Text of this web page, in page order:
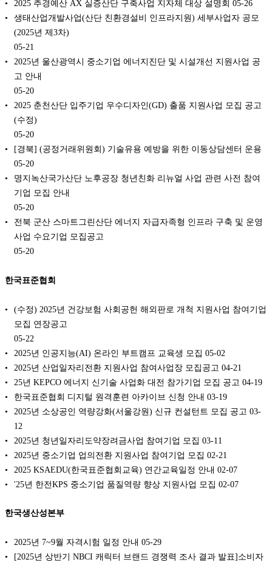
2025 추경예산 AX 실증산단 구축사업 지자체 대상 설명회 05-26
생태산업개발사업(산단 친환경설비 인프라지원) 세부사업자 공모
(2025년 제3차)
05-21
2025년 울산광역시 중소기업 에너지진단 및 시설개선 지원사업 공
고 안내
05-20
2025 춘천산단 입주기업 우수디자인(GD) 출품 지원사업 모집 공고
(수정)
05-20
[경북] (공정거래위원회) 기술유용 예방을 위한 이동상담센터 운용
05-20
명지녹산국가산단 노후공장 청년친화 리뉴얼 사업 관련 사전 참여
기업 모집 안내
05-20
전북 군산 스마트그린산단 에너지 자급자족형 인프라 구축 및 운영
사업 수요기업 모집공고
05-20
한국표준협회
(수정) 2025년 건강보험 사회공헌 해외판로 개척 지원사업 참여기업
모집 연장공고
05-22
2025년 인공지능(AI) 온라인 부트캠프 교육생 모집 05-02
2025년 산업일자리전환 지원사업 참여사업장 모집공고 04-21
25년 KEPCO 에너지 신기술 사업화 대전 참가기업 모집 공고 04-19
한국표준협회 디지털 원격훈련 아카이브 신청 안내 03-19
2025년 소상공인 역량강화(서울강원) 신규 컨설턴트 모집 공고 03-
12
2025년 청년일자리도약장려금사업 참여기업 모집 03-11
2025년 중소기업 업의전환 지원사업 참여기업 모집 02-21
2025 KSAEDU(한국표준협회교육) 연간교육일정 안내 02-07
'25년 한전KPS 중소기업 품질역량 향상 지원사업 모집 02-07
한국생산성본부
2025년 7~9월 자격시험 일정 안내 05-29
[2025년 상반기 NBCI 캐릭터 브랜드 경쟁력 조사 결과 발표]소비자